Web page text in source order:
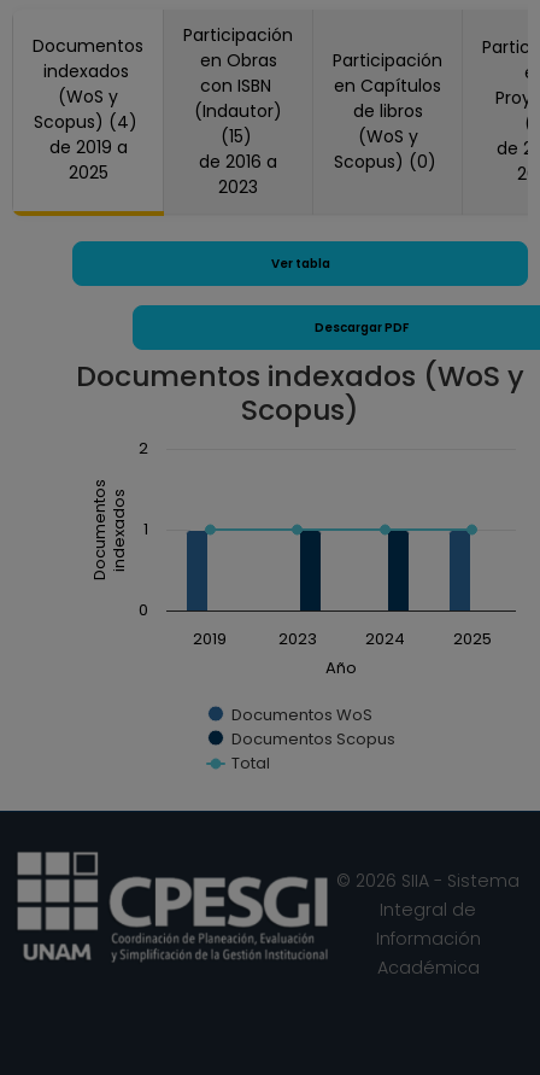
Documentos
indexados
(WoS y
Scopus) (4)
de 2019 a
2025
Participación
en Obras
con ISBN
(Indautor)
(15)
de 2016 a
2023
Participación
en Capítulos
de libros
(WoS y
Scopus) (0)
de 2022 a
Ver tabla
Descargar PDF
Documentos indexados (WoS y
Scopus)
Chart
Combination chart with 3 data series.
The chart has 1 X axis displaying Año.
The chart has 1 Y axis displaying Documentos
Año
Documentosindexados
Documentos WoS
Documentos Scopus
Total
2019 2023 2024 2025
0
1
2
End of interactive chart.
© 2026 SIIA - Sistema
Integral de
Información
Académica